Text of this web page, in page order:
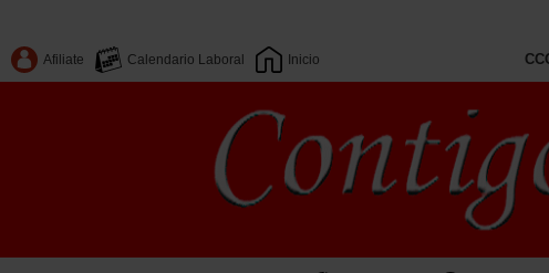
Afiliate Calendario Laboral Inicio